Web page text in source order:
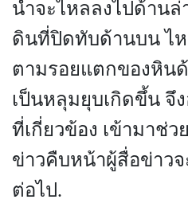
น้ำจะไหลลงไปด้าน
ดินที่ปิดทับด้านบน ไห
ตามรอยแตกของหิน
เป็นหลุมยุบเกิดขึ้น จึ
ที่เกี่ยวข้อง เข้ามาช่ว
ข่าวคืบหน้าผู้สื่อข่าวจ
ต่อไป.